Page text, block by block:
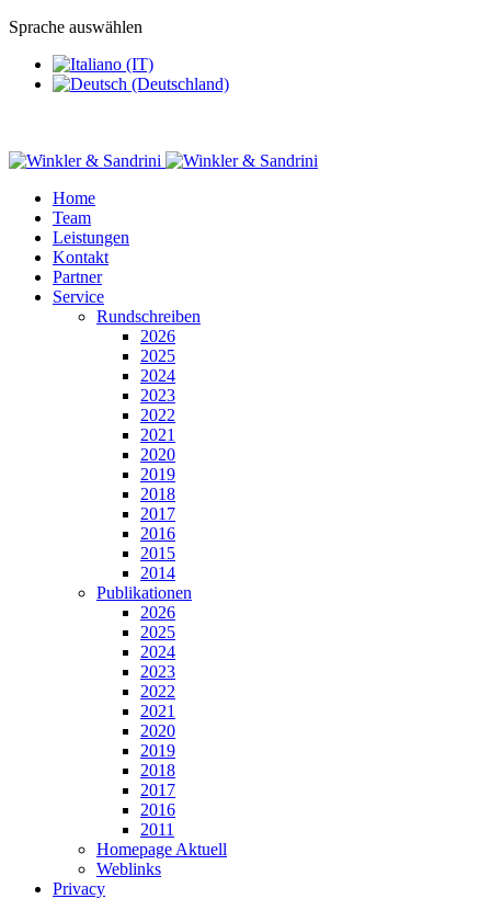
Sprache auswählen
Home
Team
Leistungen
Kontakt
Partner
Service
Rundschreiben
2026
2025
2024
2023
2022
2021
2020
2019
2018
2017
2016
2015
2014
Publikationen
2026
2025
2024
2023
2022
2021
2020
2019
2018
2017
2016
2011
Homepage Aktuell
Weblinks
Privacy